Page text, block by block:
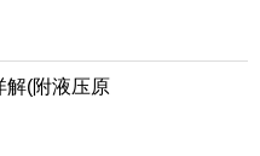
解(附液压原